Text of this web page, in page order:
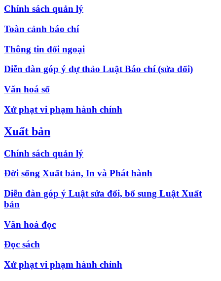
Chính sách quản lý
Toàn cảnh báo chí
Thông tin đối ngoại
Diễn đàn góp ý dự thảo Luật Báo chí (sửa đổi)
Văn hoá số
Xử phạt vi phạm hành chính
Xuất bản
Chính sách quản lý
Đời sống Xuất bản, In và Phát hành
Diễn đàn góp ý Luật sửa đổi, bổ sung Luật Xuất
bản
Văn hoá đọc
Đọc sách
Xử phạt vi phạm hành chính